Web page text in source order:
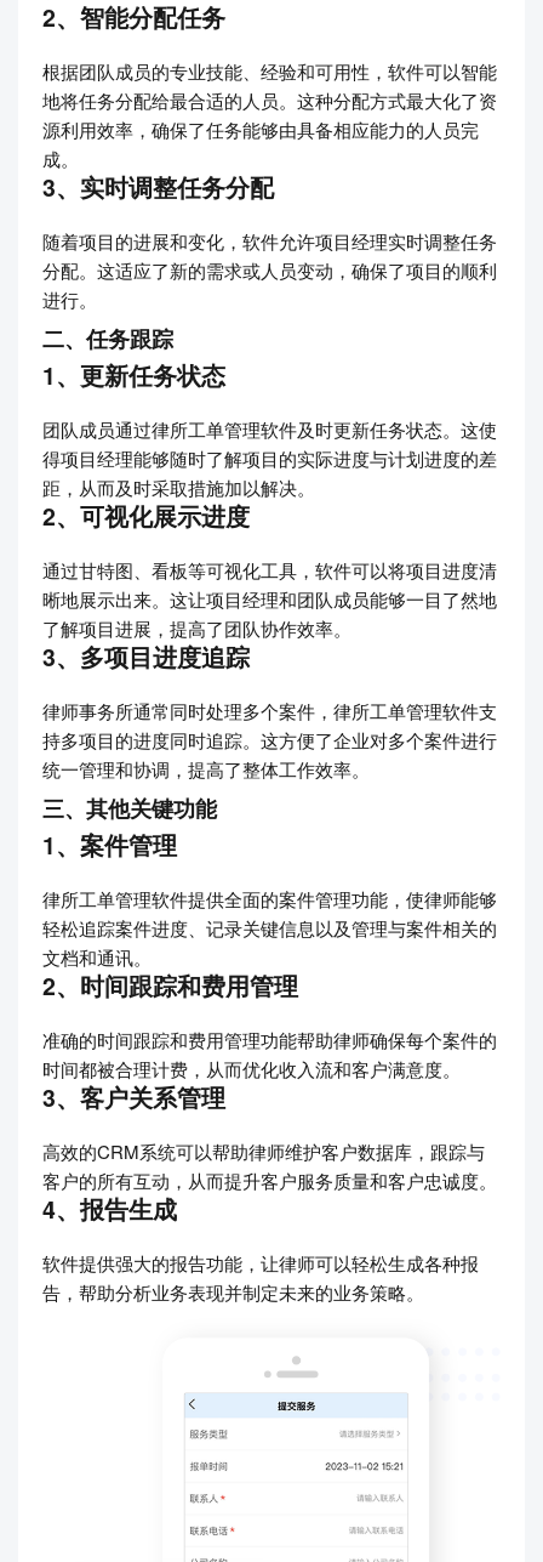
2、智能分配任务
根据团队成员的专业技能、经验和可用性，软件可以智能
地将任务分配给最合适的人员。这种分配方式最大化了资
源利用效率，确保了任务能够由具备相应能力的人员完
成。
3、实时调整任务分配
随着项目的进展和变化，软件允许项目经理实时调整任务
分配。这适应了新的需求或人员变动，确保了项目的顺利
进行。
二、任务跟踪
1、更新任务状态
团队成员通过律所工单管理软件及时更新任务状态。这使
得项目经理能够随时了解项目的实际进度与计划进度的差
距，从而及时采取措施加以解决。
2、可视化展示进度
通过甘特图、看板等可视化工具，软件可以将项目进度清
晰地展示出来。这让项目经理和团队成员能够一目了然地
了解项目进展，提高了团队协作效率。
3、多项目进度追踪
律师事务所通常同时处理多个案件，律所工单管理软件支
持多项目的进度同时追踪。这方便了企业对多个案件进行
统一管理和协调，提高了整体工作效率。
三、其他关键功能
1、案件管理
律所工单管理软件提供全面的案件管理功能，使律师能够
轻松追踪案件进度、记录关键信息以及管理与案件相关的
文档和通讯。
2、时间跟踪和费用管理
准确的时间跟踪和费用管理功能帮助律师确保每个案件的
时间都被合理计费，从而优化收入流和客户满意度。
3、客户关系管理
高效的CRM系统可以帮助律师维护客户数据库，跟踪与
客户的所有互动，从而提升客户服务质量和客户忠诚度。
4、报告生成
软件提供强大的报告功能，让律师可以轻松生成各种报
告，帮助分析业务表现并制定未来的业务策略。